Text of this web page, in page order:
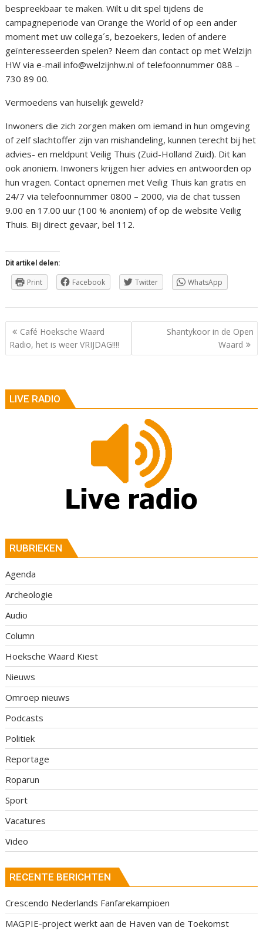
bespreekbaar te maken. Wilt u dit spel tijdens de
campagneperiode van Orange the World of op een ander
moment met uw collega´s, bezoekers, leden of andere
geïnteresseerden spelen? Neem dan contact op met Welzijn
HW via e-mail info@welzijnhw.nl of telefoonnummer 088 –
730 89 00.
Vermoedens van huiselijk geweld?
Inwoners die zich zorgen maken om iemand in hun omgeving
of zelf slachtoffer zijn van mishandeling, kunnen terecht bij het
advies- en meldpunt Veilig Thuis (Zuid-Holland Zuid). Dit kan
ook anoniem. Inwoners krijgen hier advies en antwoorden op
hun vragen. Contact opnemen met Veilig Thuis kan gratis en
24/7 via telefoonnummer 0800 – 2000, via de chat tussen
9.00 en 17.00 uur (100 % anoniem) of op de website Veilig
Thuis. Bij direct gevaar, bel 112.
Dit artikel delen:
Print Facebook Twitter WhatsApp
Berichtnavigatie
Café Hoeksche Waard
Radio, het is weer VRIJDAG!!!!
Shantykoor in de Open
Waard
LIVE RADIO
RUBRIEKEN
Agenda
Archeologie
Audio
Column
Hoeksche Waard Kiest
Nieuws
Omroep nieuws
Podcasts
Politiek
Reportage
Roparun
Sport
Vacatures
Video
RECENTE BERICHTEN
Crescendo Nederlands Fanfarekampioen
MAGPIE-project werkt aan de Haven van de Toekomst